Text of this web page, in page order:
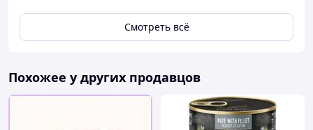
Смотреть всё
Похожее у других продавцов